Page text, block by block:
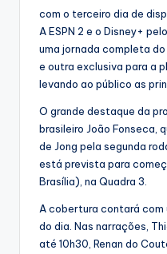
com o terceiro dia de
A ESPN 2 e o Disney+
uma jornada completa
e outra exclusiva para a
levando ao público as
O grande destaque da
brasileiro João Fonseca,
de Jong pela segunda
está prevista para
Brasília), na Quadra 3.
A cobertura contará com
do dia. Nas narrações,
até 10h30, Renan do